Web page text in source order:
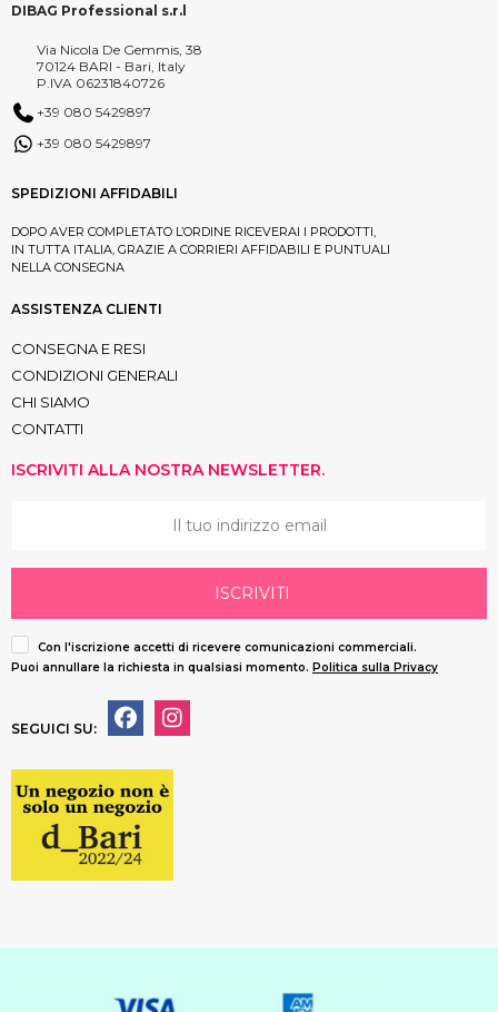
DIBAG Professional s.r.l
Via Nicola De Gemmis, 38
70124 BARI - Bari, Italy
P.IVA 06231840726
+39 080 5429897
+39 080 5429897
SPEDIZIONI AFFIDABILI
DOPO AVER COMPLETATO L’ORDINE RICEVERAI I PRODOTTI,
IN TUTTA ITALIA, GRAZIE A CORRIERI AFFIDABILI E PUNTUALI
NELLA CONSEGNA
ASSISTENZA CLIENTI
CONSEGNA E RESI
CONDIZIONI GENERALI
CHI SIAMO
CONTATTI
ISCRIVITI ALLA NOSTRA NEWSLETTER.
ISCRIVITI
Con l'iscrizione accetti di ricevere comunicazioni commerciali.
Puoi annullare la richiesta in qualsiasi momento. Politica sulla Privacy
SEGUICI SU: